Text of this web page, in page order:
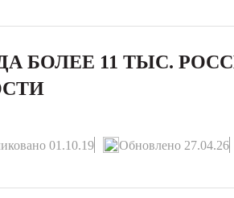
БОЛЕЕ 11 ТЫС.
01.10.19 Обновлено 27.04.26